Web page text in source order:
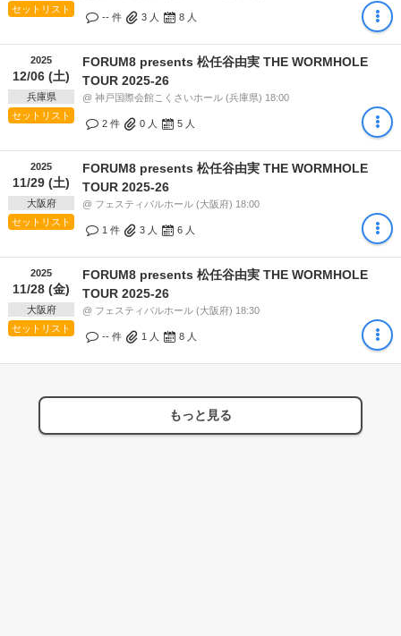
セットリスト
-- 件 3 人 8 人
2025
12/06 (土)
兵庫県
セットリスト
FORUM8 presents 松任谷由実 THE WORMHOLE
TOUR 2025-26
@ 神戸国際会館こくさいホール (兵庫県) 18:00
2 件 0 人 5 人
2025
11/29 (土)
大阪府
セットリスト
FORUM8 presents 松任谷由実 THE WORMHOLE
TOUR 2025-26
@ フェスティバルホール (大阪府) 18:00
1 件 3 人 6 人
2025
11/28 (金)
大阪府
セットリスト
FORUM8 presents 松任谷由実 THE WORMHOLE
TOUR 2025-26
@ フェスティバルホール (大阪府) 18:30
-- 件 1 人 8 人
もっと見る